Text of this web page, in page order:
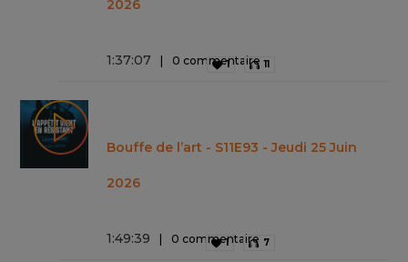
2026
1:37:07 0 commentaire
1 11
Bouffe de l’art - S11E93 - Jeudi 25 Juin
2026
1:49:39 0 commentaire
1 7